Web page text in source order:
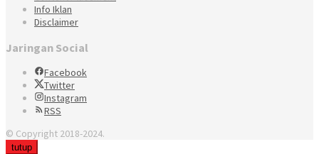
Info Iklan
Disclaimer
Jaringan Social
Facebook
Twitter
Instagram
RSS
© Copyright 2018-2024.
tutup